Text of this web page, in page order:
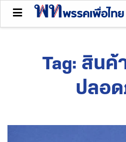
Tag: สินค้
ปลอ